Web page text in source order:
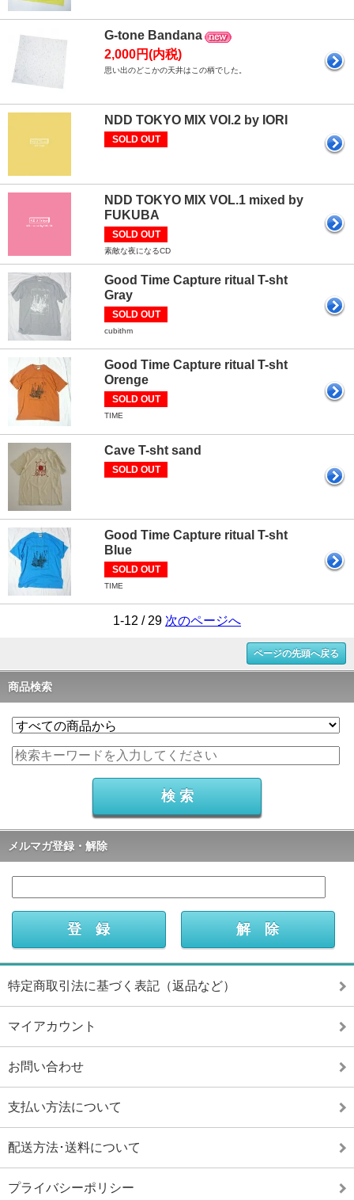
G-tone Bandana
2,000円(内税)
思い出のどこかの天井はこの柄でした。
NDD TOKYO MIX VOl.2 by IORI
SOLD OUT
NDD TOKYO MIX VOL.1 mixed by
FUKUBA
SOLD OUT
素敵な夜になるCD
Good Time Capture ritual T-sht
Gray
SOLD OUT
cubithm
Good Time Capture ritual T-sht
Orenge
SOLD OUT
TIME
Cave T-sht sand
SOLD OUT
Good Time Capture ritual T-sht
Blue
SOLD OUT
TIME
1-12 / 29 次のページへ
ページの先頭へ戻る
商品検索
メルマガ登録・解除
特定商取引法に基づく表記（返品など）
マイアカウント
お問い合わせ
支払い方法について
配送方法･送料について
プライバシーポリシー